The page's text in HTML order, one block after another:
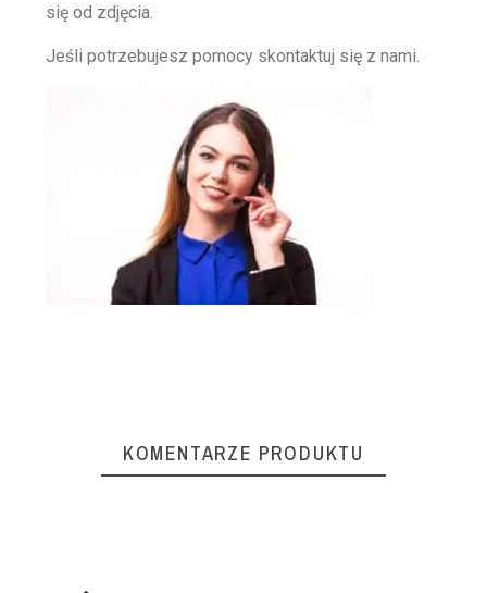
się od zdjęcia.
Jeśli potrzebujesz pomocy skontaktuj się z nami.
KOMENTARZE PRODUKTU